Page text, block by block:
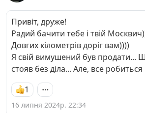
Привіт, друже!
Радий бачити тебе і твій
Довгих кілометрів доріг вам))))
Я свій вимушений був продати...
стояв без діла... Але, все
1
16 липня 2024р. 22:34